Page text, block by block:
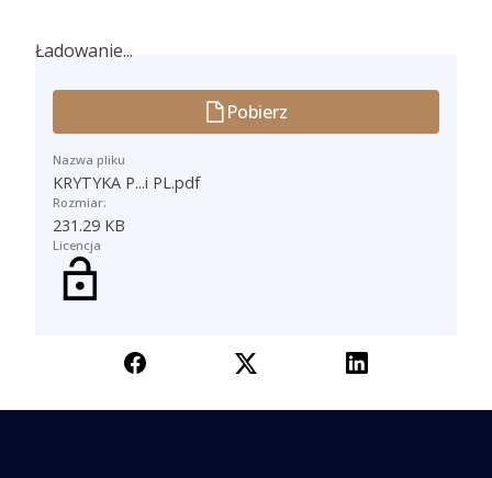
Ładowanie...
Ładowanie...
Pobierz
Nazwa pliku
KRYTYKA P...i PL.pdf
Rozmiar:
231.29 KB
Licencja